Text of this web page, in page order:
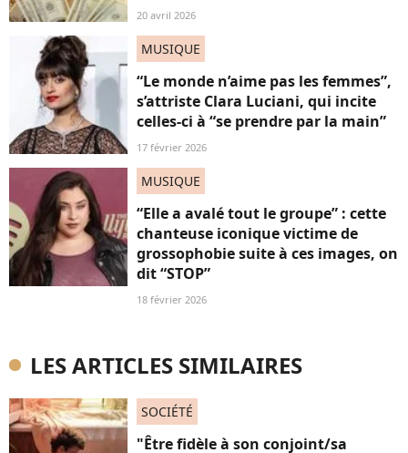
20 avril 2026
MUSIQUE
“Le monde n’aime pas les femmes”,
s’attriste Clara Luciani, qui incite
celles-ci à “se prendre par la main”
17 février 2026
MUSIQUE
“Elle a avalé tout le groupe” : cette
chanteuse iconique victime de
grossophobie suite à ces images, on
dit “STOP”
18 février 2026
LES ARTICLES SIMILAIRES
SOCIÉTÉ
"Être fidèle à son conjoint/sa